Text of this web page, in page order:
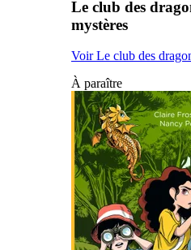
Le club des
mystères
Voir Le club des
À paraître